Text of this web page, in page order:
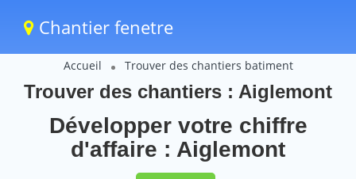
Chantier fenetre
Accueil Trouver des chantiers batiment
Trouver des chantiers : Aiglemont
Développer votre chiffre
d'affaire : Aiglemont